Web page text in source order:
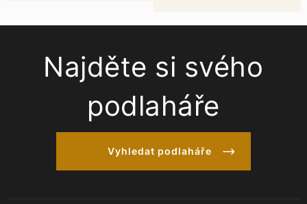
Najděte si svého
podlaháře
Vyhledat podlaháře